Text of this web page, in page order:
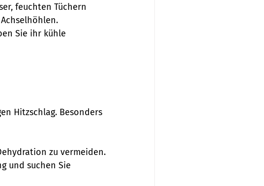
feuchten Tüchern
Sie ihr kühle
Hitzschlag. Besonders
zu vermeiden.
und suchen Sie